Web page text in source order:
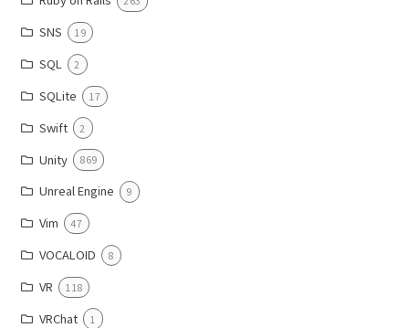
SNS 19
SQL 2
SQLite 17
Swift 2
Unity 869
Unreal Engine 9
Vim 47
VOCALOID 8
VR 118
VRChat 1